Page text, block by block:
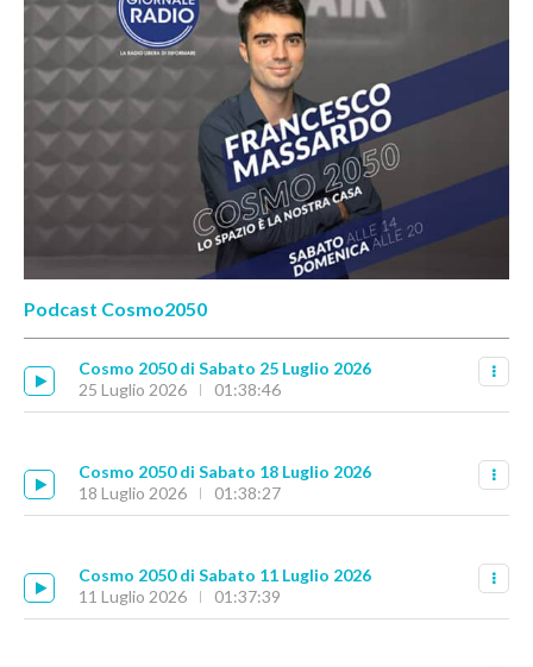
Podcast Cosmo2050
Cosmo 2050 di Sabato 25 Luglio 2026
25 Luglio 2026
01:38:46
Cosmo 2050 di Sabato 18 Luglio 2026
18 Luglio 2026
01:38:27
Cosmo 2050 di Sabato 11 Luglio 2026
11 Luglio 2026
01:37:39